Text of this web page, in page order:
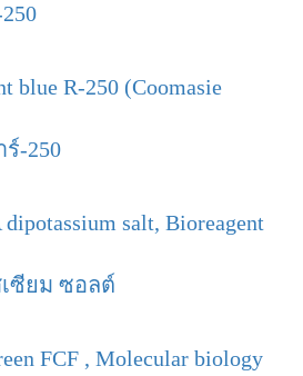
blue R-250 (Coomasie
-250
salt, Bioreagent
ซียม ซอลต์
FCF , Molecular biology